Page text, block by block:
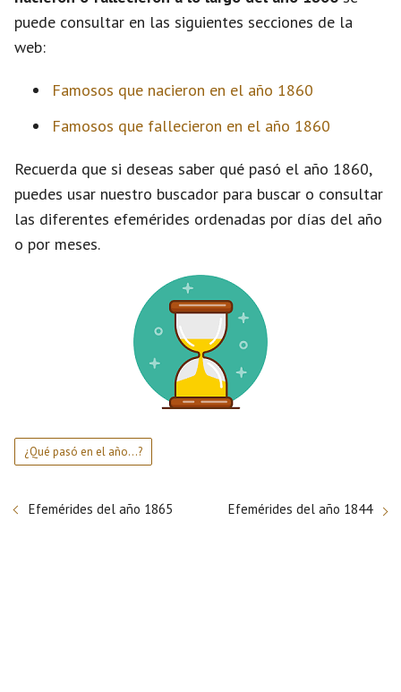
puede consultar en las siguientes secciones de la
web:
Famosos que nacieron en el año 1860
Famosos que fallecieron en el año 1860
Recuerda que si deseas saber qué pasó el año 1860,
puedes usar nuestro buscador para buscar o consultar
las diferentes efemérides ordenadas por días del año
o por meses.
¿Qué pasó en el año...?
Efemérides del año 1865 Efemérides del año 1844